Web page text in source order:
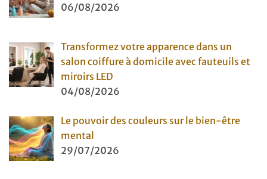
06/08/2026
Transformez votre apparence dans un
salon coiffure à domicile avec fauteuils et
miroirs LED
04/08/2026
Le pouvoir des couleurs sur le bien-être
mental
29/07/2026